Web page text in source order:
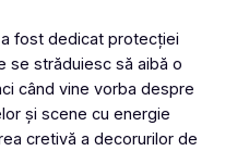
fost dedicat protecției
se străduiesc să aibă o
când vine vorba despre
și scene cu energie
cretivă a decorurilor de